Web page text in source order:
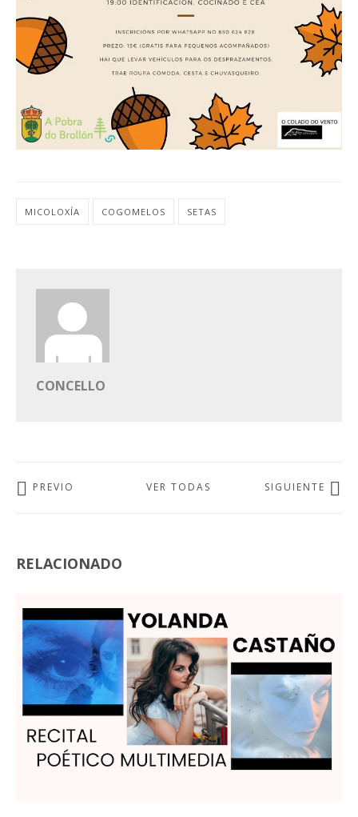
MICOLOXÍA COGOMELOS SETAS
CONCELLO
PREVIO VER TODAS SIGUIENTE
RELACIONADO